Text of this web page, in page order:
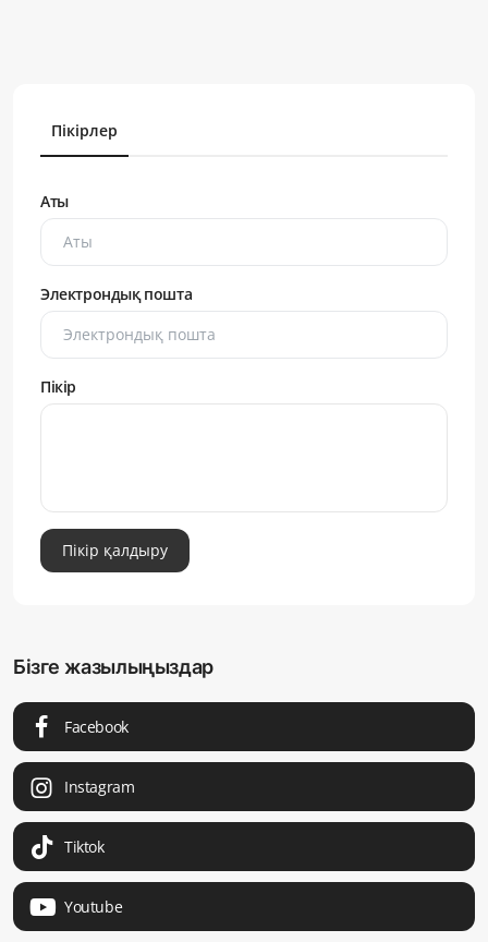
Пікірлер
Аты
Электрондық пошта
Пікір
Пікір қалдыру
Бізге жазылыңыздар
Facebook
Instagram
Tiktok
Youtube